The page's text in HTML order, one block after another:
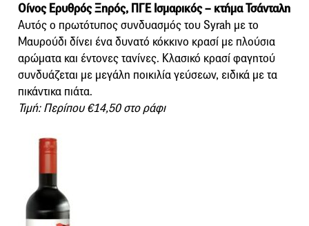
Οίνος Ερυθρός Ξηρός, ΠΓΕ Ισμαρικός – κτήμα Τσάνταλη
Αυτός ο πρωτότυπος συνδυασμός του Syrah με το
Μαυρούδι δίνει ένα δυνατό κόκκινο κρασί με πλούσια
αρώματα και έντονες τανίνες. Κλασικό κρασί φαγητού
συνδυάζεται με μεγάλη ποικιλία γεύσεων, ειδικά με τα
πικάντικα πιάτα.
Τιμή: Περίπου €14,50 στο ράφι